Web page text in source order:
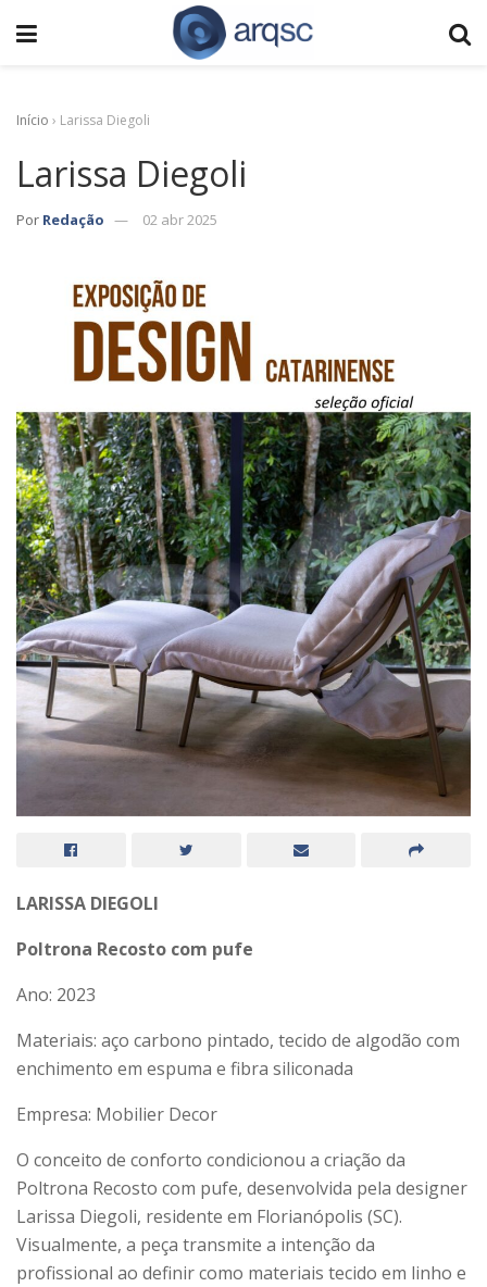
Início › Larissa Diegoli
Larissa Diegoli
Por Redação 02 abr 2025
LARISSA DIEGOLI
Poltrona Recosto com pufe
Ano: 2023
Materiais: aço carbono pintado, tecido de algodão com
enchimento em espuma e fibra siliconada
Empresa: Mobilier Decor
O conceito de conforto condicionou a criação da
Poltrona Recosto com pufe, desenvolvida pela designer
Larissa Diegoli, residente em Florianópolis (SC).
Visualmente, a peça transmite a intenção da
profissional ao definir como materiais tecido em linho e